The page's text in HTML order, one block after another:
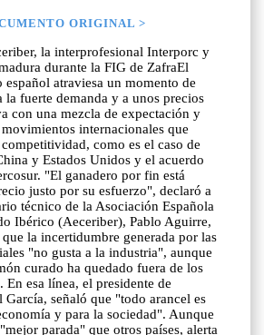
ORIGINAL >
la interprofesional Interporc y
durante la FIG de ZafraEl
español atraviesa un momento de
la fuerte demanda y a unos precios
con una mezcla de expectación y
internacionales que
como es el caso de
y Estados Unidos y el acuerdo
"El ganadero por fin está
justo por su esfuerzo", declaró a
técnico de la Asociación Española
Ibérico (Aeceriber), Pablo Aguirre,
la incertidumbre generada por las
"no gusta a la industria", aunque
curado ha quedado fuera de los
En esa línea, el presidente de
señaló que "todo arancel es
y para la sociedad". Aunque
parada" que otros países, alerta